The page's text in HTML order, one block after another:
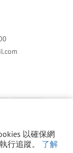
以確保網
行追蹤。 了解